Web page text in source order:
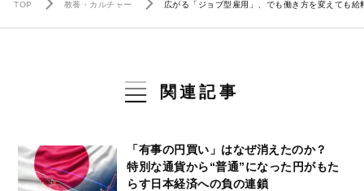
TOP 教養・カルチャー 広がる「ジョブ型雇用」、でも働き方を変えても
関連記事
「有事の円買い」はなぜ消えたのか？
特別な通貨から“普通”になった円がもた
らす日本経済への負の連鎖